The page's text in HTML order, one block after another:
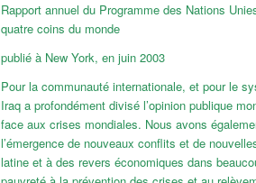
Rapport annuel du Programme des Nations
quatre coins du monde
publié à New York, en juin 2003
Pour la communauté internationale, et pour le
Iraq a profondément divisé l’opinion publique
face aux crises mondiales. Nous avons
l’émergence de nouveaux conflits et de
latine et à des revers économiques dans